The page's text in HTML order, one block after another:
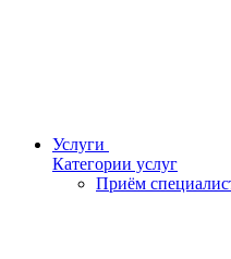
Услуги
Категории услуг
Приём